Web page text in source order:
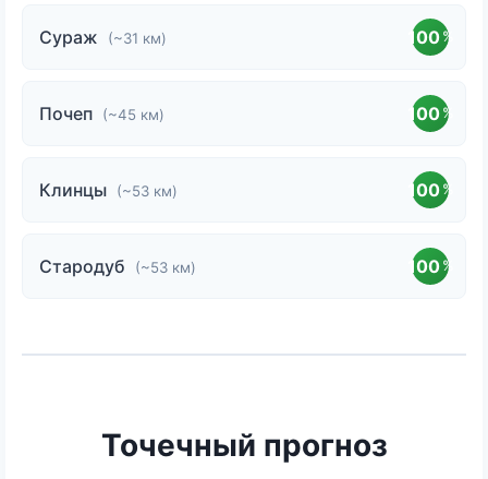
Сураж (~31 км) 100 %
Почеп (~45 км) 100 %
Клинцы (~53 км) 100 %
Стародуб (~53 км) 100 %
Точечный прогноз